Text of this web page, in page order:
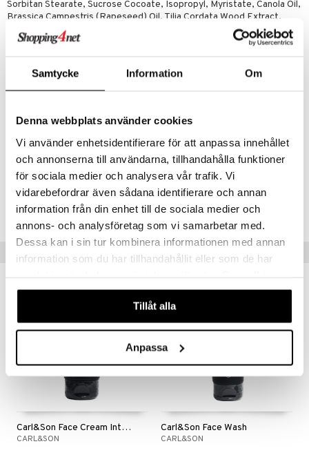
Samtycke Information Om
Denna webbplats använder cookies
Vi använder enhetsidentifierare för att anpassa innehållet
och annonserna till användarna, tillhandahålla funktioner
för sociala medier och analysera vår trafik. Vi
vidarebefordrar även sådana identifierare och annan
information från din enhet till de sociala medier och
annons- och analysföretag som vi samarbetar med.
Dessa kan i sin tur kombinera informationen med annan
information som du har tillhandahållit eller som de har
våra cookies vid fortsatt användande av vår webbplats.
Tillåt alla
Anpassa
Sorbitan Stearate, Sucrose Cocoate, Isopropyl, Myristate, Canola Oil,
Brassica Campestris (Rapeseed) Oil, Tilia Cordata Wood Extract,
Phenoxyethanol, Caprylyl Glycol, Urea, Acrylates/C10-30 Alkyl
Acrylate Crosspolymer, Fagus Sylvatica (Beech) Bud Extract, Enantia
Acid, Butylene Glycol, Oleanolic Acid, Parfum (Fragrance)
Facial Gel Cleanser
Isethionate, Carbomer, Sodium Chloride, Tilia Cordata, Wood Extract,
Phenoxyethanol, Caprylyl Glycol, Glycerin, Sodium Hydroxide, Sodium
Benzoate, Urea, Butylene Glycol, Trisodium Ethylenediamine
Disuccinate, Parfum (Fragrance)
Tuotenumero
CCS17-EE-1-XX-XX
Vinkkejä sinulle
Carl&Son Face Cream Intense
CARL&SON
Carl&Son Face Wash
CARL&SON